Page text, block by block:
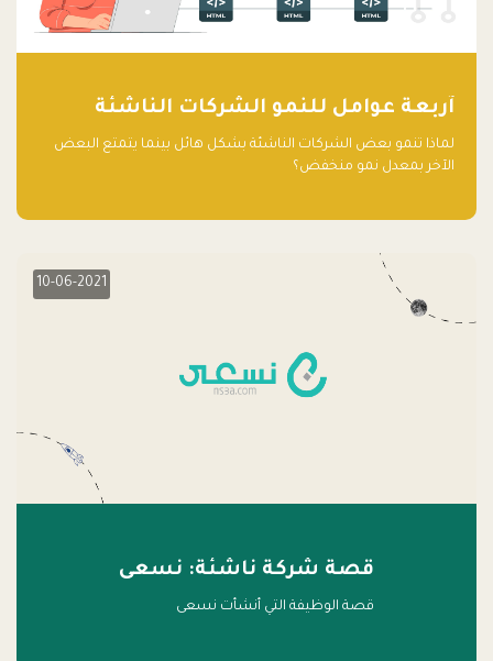
آربعة عوامل للنمو الشركات الناشئة
لماذا تنمو بعض الشركات الناشئة بشكل هائل بينما يتمتع البعض
الآخر بمعدل نمو منخفض؟
10-06-2021
قصة شركة ناشئة: نسعى
قصة الوظيفة التي أنشأت نسعى